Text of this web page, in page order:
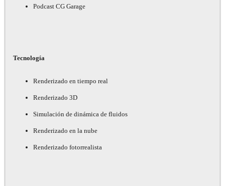
Podcast CG Garage
Tecnología
Renderizado en tiempo real
Renderizado 3D
Simulación de dinámica de fluidos
Renderizado en la nube
Renderizado fotorrealista